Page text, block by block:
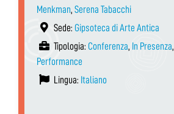
Menkman, Serena Tabacchi
Sede: Gipsoteca di Arte Antica
Tipologia: Conferenza, In Presenza,
Performance
Lingua: Italiano